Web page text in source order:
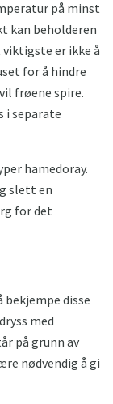
på minst
kan beholderen
er ikke å
for å hindre
frøene spire.
i separate
hamedoray.
slett en
for det
bekjempe disse
med
på grunn av
nødvendig å gi